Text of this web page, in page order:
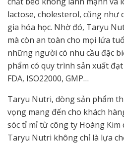
lactose, cholesterol, cũng như
gia hóa học. Nhờ đó, Taryu
mà còn an toàn cho mọi lứa
những người có nhu cầu đặc
phẩm có quy trình sản xuất
FDA, ISO22000, GMP…
Taryu Nutri, dòng sản phẩm
vọng mang đến cho khách
sóc tỉ mỉ từ công ty Hoàng Kim
Taryu Nutri không chỉ là lựa